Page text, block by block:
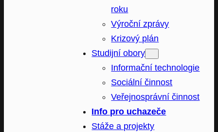
roku
Výroční zprávy
Krizový plán
Studijní obory
Informační technologie
Sociální činnost
Veřejnosprávní činnost
Info pro uchazeče
Stáže a projekty